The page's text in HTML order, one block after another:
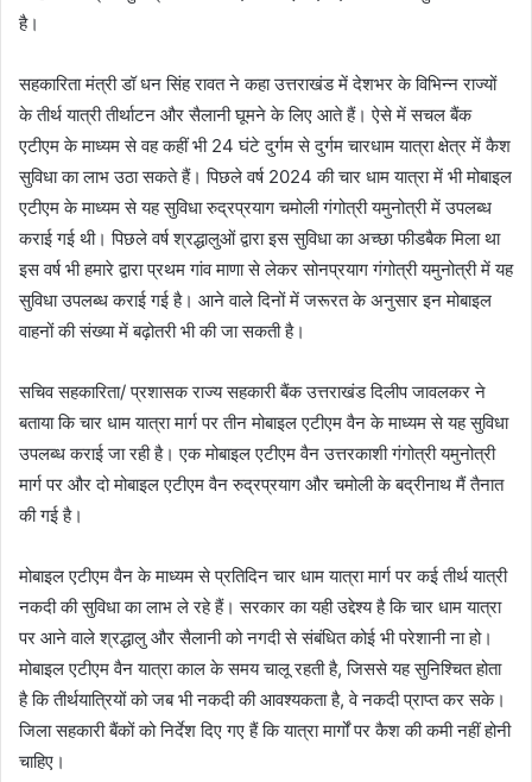
है।
सहकारिता मंत्री डॉ धन सिंह रावत ने कहा उत्तराखंड में देशभर के विभिन्न राज्यों
के तीर्थ यात्री तीर्थाटन और सैलानी घूमने के लिए आते हैं। ऐसे में सचल बैंक
एटीएम के माध्यम से वह कहीं भी 24 घंटे दुर्गम से दुर्गम चारधाम यात्रा क्षेत्र में कैश
सुविधा का लाभ उठा सकते हैं। पिछले वर्ष 2024 की चार धाम यात्रा में भी मोबाइल
एटीएम के माध्यम से यह सुविधा रुद्रप्रयाग चमोली गंगोत्री यमुनोत्री में उपलब्ध
कराई गई थी। पिछले वर्ष श्रद्धालुओं द्वारा इस सुविधा का अच्छा फीडबैक मिला था
इस वर्ष भी हमारे द्वारा प्रथम गांव माणा से लेकर सोनप्रयाग गंगोत्री यमुनोत्री में यह
सुविधा उपलब्ध कराई गई है। आने वाले दिनों में जरूरत के अनुसार इन मोबाइल
वाहनों की संख्या में बढ़ोतरी भी की जा सकती है।
सचिव सहकारिता/ प्रशासक राज्य सहकारी बैंक उत्तराखंड दिलीप जावलकर ने
बताया कि चार धाम यात्रा मार्ग पर तीन मोबाइल एटीएम वैन के माध्यम से यह सुविधा
उपलब्ध कराई जा रही है। एक मोबाइल एटीएम वैन उत्तरकाशी गंगोत्री यमुनोत्री
मार्ग पर और दो मोबाइल एटीएम वैन रुद्रप्रयाग और चमोली के बद्रीनाथ मैं तैनात
की गई है।
मोबाइल एटीएम वैन के माध्यम से प्रतिदिन चार धाम यात्रा मार्ग पर कई तीर्थ यात्री
नकदी की सुविधा का लाभ ले रहे हैं। सरकार का यही उद्देश्य है कि चार धाम यात्रा
पर आने वाले श्रद्धालु और सैलानी को नगदी से संबंधित कोई भी परेशानी ना हो।
मोबाइल एटीएम वैन यात्रा काल के समय चालू रहती है, जिससे यह सुनिश्चित होता
है कि तीर्थयात्रियों को जब भी नकदी की आवश्यकता है, वे नकदी प्राप्त कर सके।
जिला सहकारी बैंकों को निर्देश दिए गए हैं कि यात्रा मार्गों पर कैश की कमी नहीं होनी
चाहिए।